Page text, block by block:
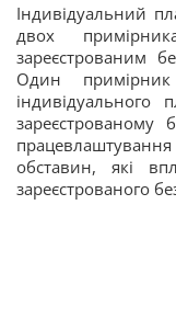
Індивідуальний
двох
зареєстрованим
Один
індивідуального
зареєстрованому
обставин, які
зареєстрованого